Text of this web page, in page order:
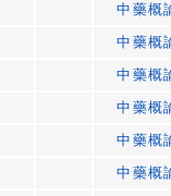
中藥概
中藥概
中藥概
中藥概
中藥概
中藥概